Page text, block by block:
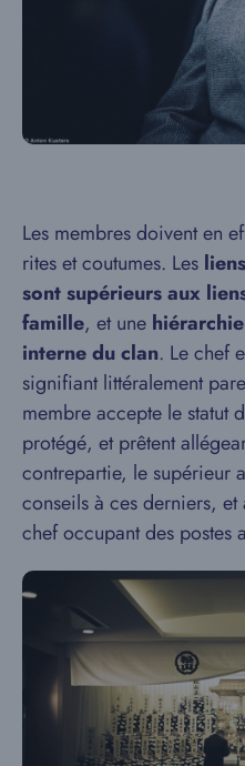
Les membres doivent en
rites et coutumes. Les
sont supérieurs aux
famille, et une
interne du clan. Le chef
signifiant littéralement
membre accepte le statut
protégé, et prêtent
contrepartie, le supérieur
conseils à ces derniers, et
chef occupant des postes